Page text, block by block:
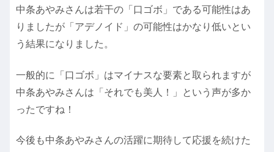
中条あやみさんは若干の「口ゴボ」である可能性はあ
りましたが「アデノイド」の可能性はかなり低いとい
う結果になりました。
一般的に「口ゴボ」はマイナスな要素と取られますが
中条あやみさんは「それでも美人！」という声が多か
ったですね！
今後も中条あやみさんの活躍に期待して応援を続けた